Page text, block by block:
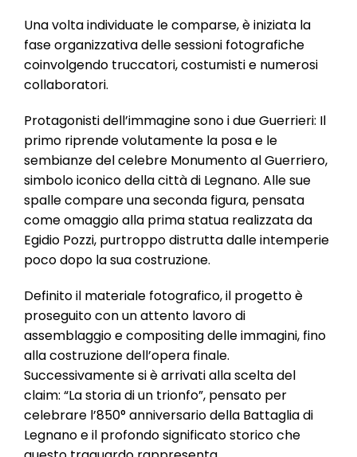
Una volta individuate le comparse, è iniziata la
fase organizzativa delle sessioni fotografiche
coinvolgendo truccatori, costumisti e numerosi
collaboratori.
Protagonisti dell’immagine sono i due Guerrieri: Il
primo riprende volutamente la posa e le
sembianze del celebre Monumento al Guerriero,
simbolo iconico della città di Legnano. Alle sue
spalle compare una seconda figura, pensata
come omaggio alla prima statua realizzata da
Egidio Pozzi, purtroppo distrutta dalle intemperie
poco dopo la sua costruzione.
Definito il materiale fotografico, il progetto è
proseguito con un attento lavoro di
assemblaggio e compositing delle immagini, fino
alla costruzione dell’opera finale.
Successivamente si è arrivati alla scelta del
claim: “La storia di un trionfo”, pensato per
celebrare l’850° anniversario della Battaglia di
Legnano e il profondo significato storico che